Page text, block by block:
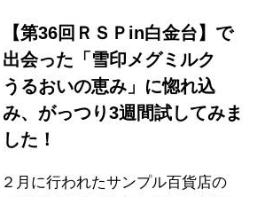
【第36回ＲＳＰin白金台】で
出会った「雪印メグミルク
うるおいの恵み」に惚れ込
み、がっつり3週間試してみま
した！
２月に行われたサンプル百貨店の